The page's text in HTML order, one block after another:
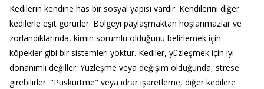
Kedilerin kendine has bir sosyal yapısı vardır. Kendilerini diğer
kedilerle eşit görürler. Bölgeyi paylaşmaktan hoşlanmazlar ve
zorlandıklarında, kimin sorumlu olduğunu belirlemek için
köpekler gibi bir sistemleri yoktur. Kediler, yüzleşmek için iyi
donanımlı değiller. Yüzleşme veya değişim olduğunda, strese
girebilirler. "Püskürtme" veya idrar işaretleme, diğer kedilere